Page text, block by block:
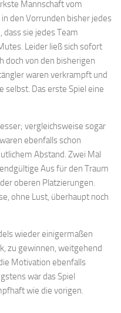
Mannschaft vom
den Vorrunden bisher jedes
sie jedes Team
Leider ließ sich sofort
doch von den bisherigen
waren verkrampft und
selbst. Das erste Spiel eine
vergleichsweise sogar
ebenfalls schon
Abstand. Zwei Mal
Aus für den Traum
oberen Platzierungen.
ohne Lust, überhaupt noch
wieder einigermaßen
zu gewinnen, weitgehend
Motivation ebenfalls
war das Spiel
wie die vorigen.